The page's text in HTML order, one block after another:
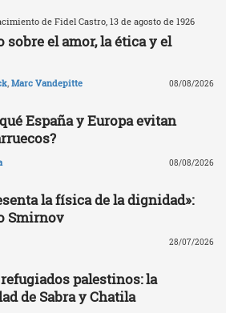
de Fidel Castro, 13 de agosto de 1926
sobre el amor, la ética y el
, Marc Vandepitte 08/08/2026
España y Europa evitan
08/08/2026
la física de la dignidad»:
Smirnov
28/07/2026
palestinos: la
de Sabra y Chatila